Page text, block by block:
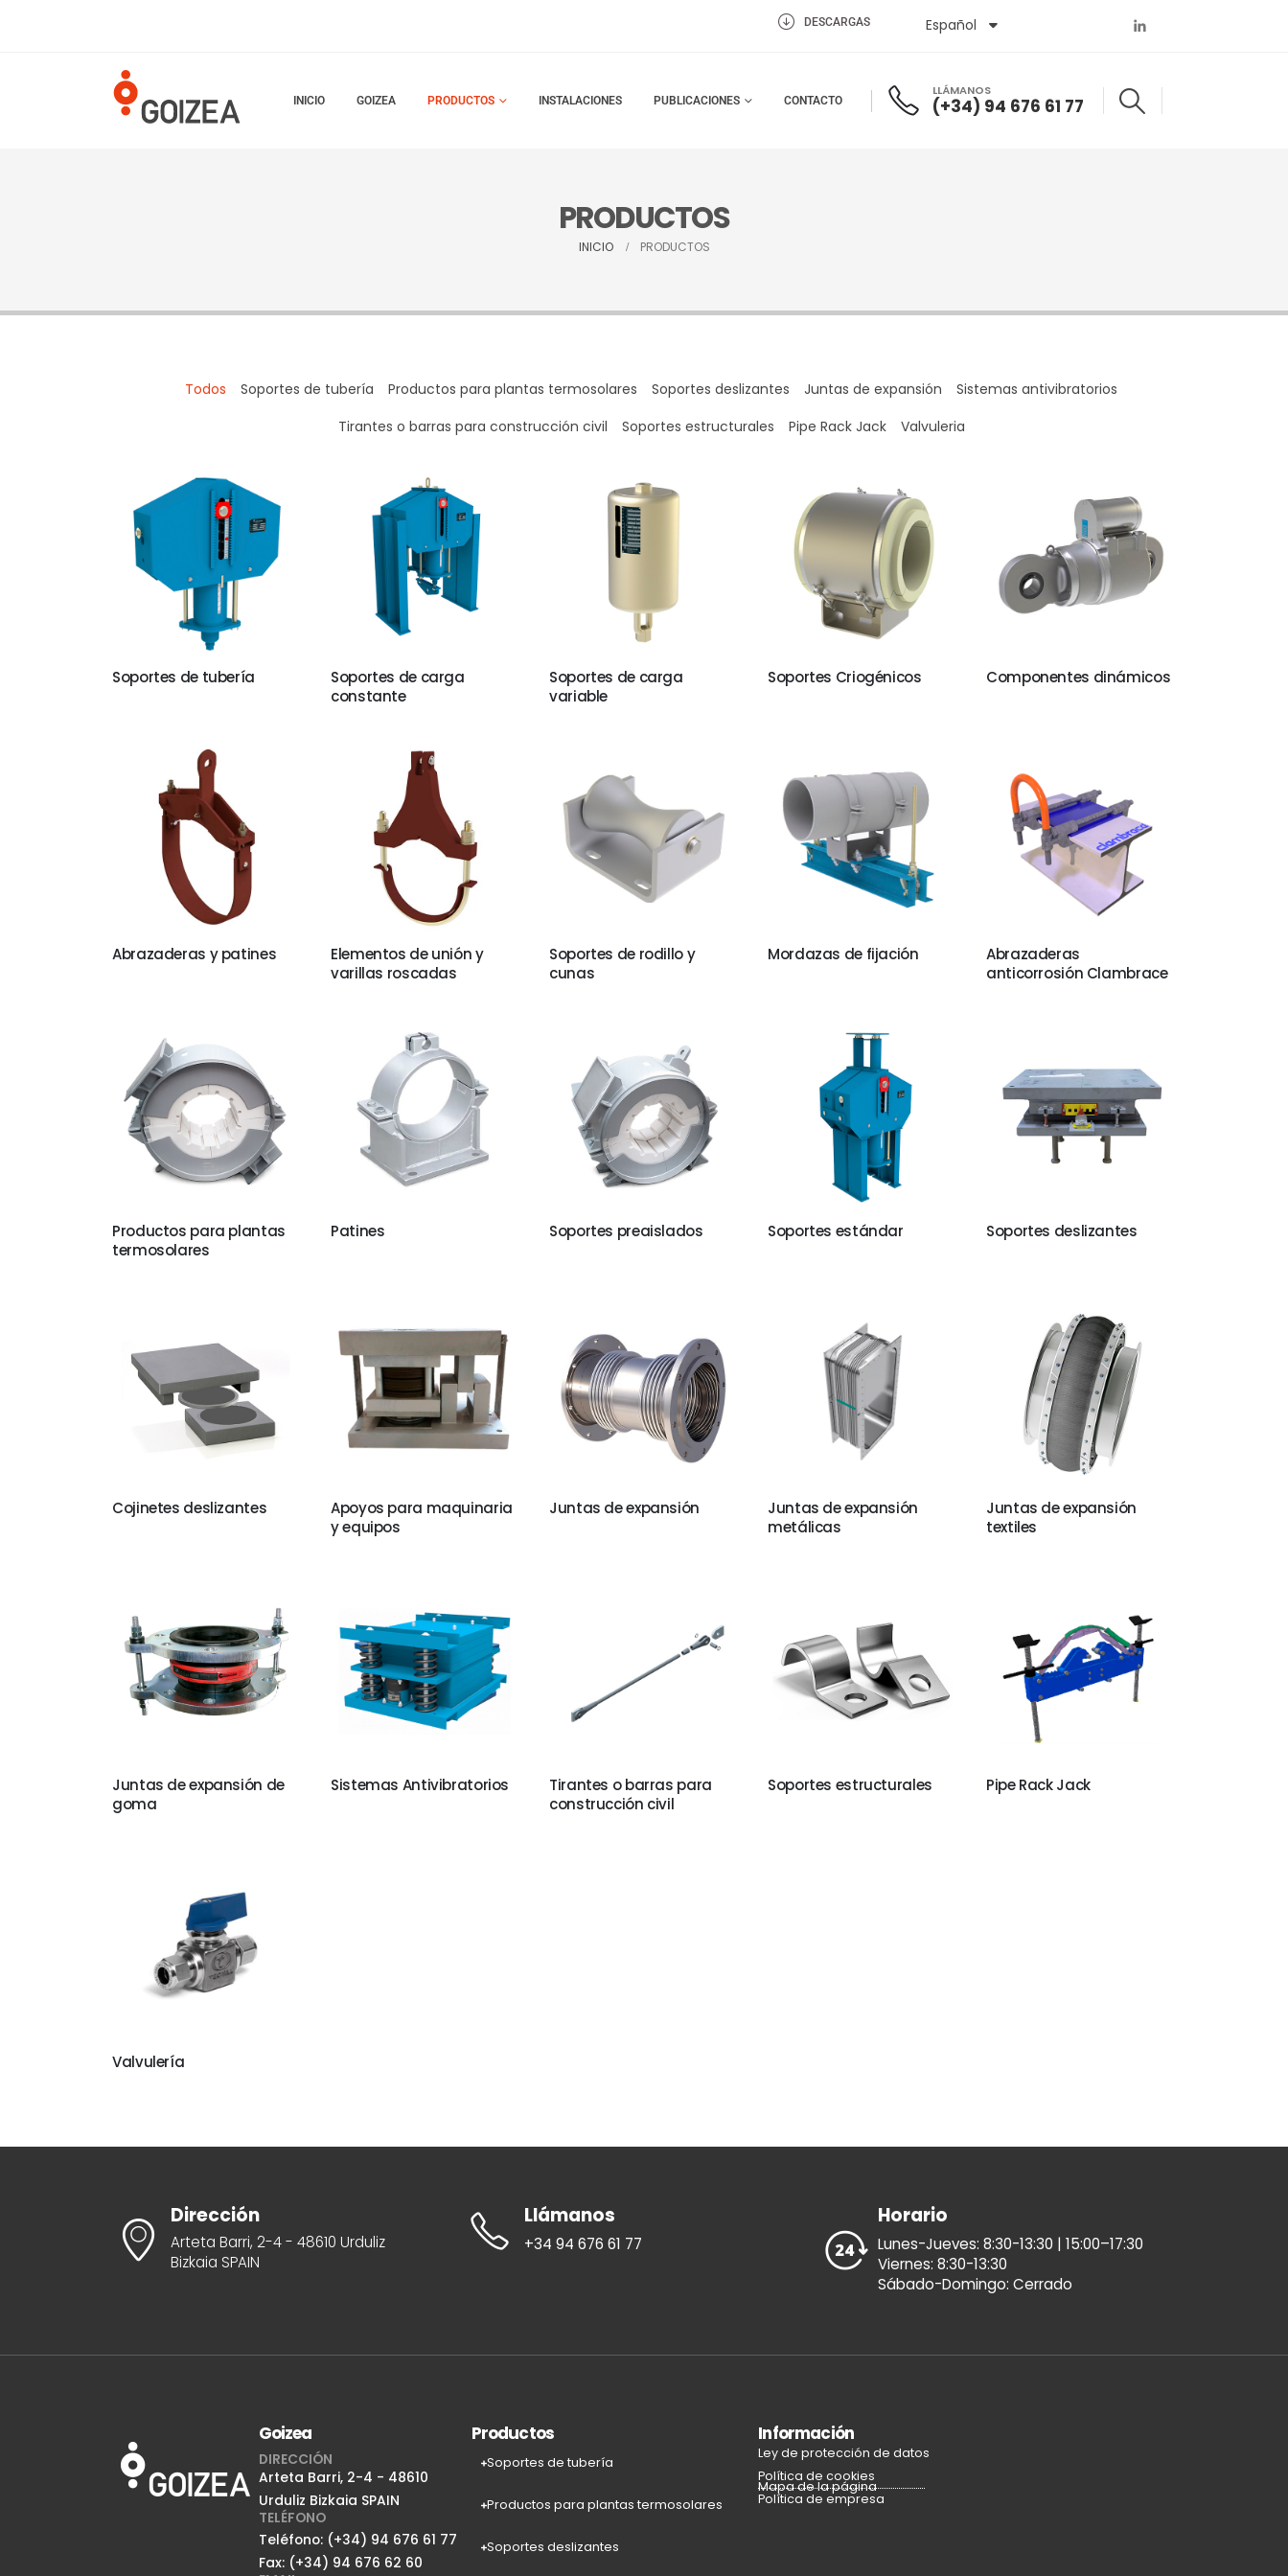
DESCARGAS Español
English
INICIO GOIZEA PRODUCTOS INSTALACIONES PUBLICACIONES CONTACTO
LLÁMANOS
(+34) 94 676 61 77
PRODUCTOS
INICIO PRODUCTOS
Todos Soportes de tubería Productos para plantas termosolares Soportes deslizantes Juntas de expansión
Sistemas antivibratorios
Tirantes o barras para construcción civil
Soportes estructurales Pipe Rack Jack Valvuleria
Soportes de tubería
Soportes de carga
constante
Soportes de carga
variable
Soportes Criogénicos Componentes dinámicos
Abrazaderas y patines
Elementos de unión y
varillas roscadas
Soportes de rodillo y
cunas
Mordazas de fijación
Abrazaderas
anticorrosión Clambrace
Productos para plantas
termosolares
Patines Soportes preaislados Soportes estándar Soportes deslizantes
Cojinetes deslizantes
Apoyos para maquinaria
y equipos
Juntas de expansión
Juntas de expansión
metálicas
Juntas de expansión
textiles
Juntas de expansión de
goma
Sistemas Antivibratorios
Tirantes o barras para
construcción civil
Soportes estructurales Pipe Rack Jack
Valvulería
Dirección
Arteta Barri, 2-4 - 48610 Urduliz
Bizkaia SPAIN
Llámanos
+34 94 676 61 77
Horario
Lunes-Jueves: 8:30-13:30 | 15:00–17:30
Viernes: 8:30-13:30
Sábado-Domingo: Cerrado
Goizea
DIRECCIÓN
Arteta Barri, 2-4 - 48610
Urduliz Bizkaia SPAIN
TELÉFONO
Teléfono: (+34) 94 676 61 77
Fax: (+34) 94 676 62 60
Productos
Soportes de tubería
Productos para plantas termosolares
Soportes deslizantes
Información
Ley de protección de datos
Política de cookies
Política de empresa
Mapa de la página